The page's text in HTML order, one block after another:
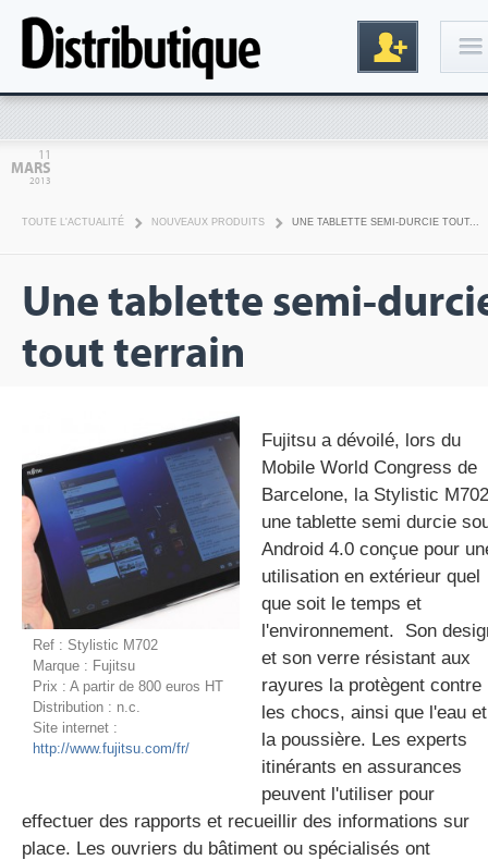
gratuite
11
MARS
2013
TOUTE L'ACTUALITÉ NOUVEAUX PRODUITS UNE TABLETTE SEMI-DURCIE TOUT...
Une tablette semi-
tout terrain
Ref : Stylistic M702
Marque : Fujitsu
Prix : A partir de 800 euros HT
Distribution : n.c.
Site internet :
http://www.fujitsu.com/fr/
Fujitsu a dévoilé, lors du
Mobile World Congress de
Barcelone, la Stylistic
une tablette semi durcie
Android 4.0 conçue pour
utilisation en extérieur quel
que soit le temps et
l'environnement. Son
et son verre résistant aux
rayures la protègent contre
les chocs, ainsi que l'eau et
la poussière. Les experts
itinérants en assurances
peuvent l'utiliser pour
effectuer des rapports et recueillir des informations sur
place. Les ouvriers du bâtiment ou spécialisés ont